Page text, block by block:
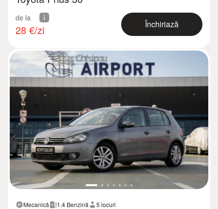
de la
28 €/zi Închiriază
Mecanică 1.4 Benzină 5 locuri